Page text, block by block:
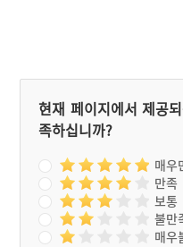
현재 페이지에서 제공
족하십니까?
매우
만족
보통
불만
매우